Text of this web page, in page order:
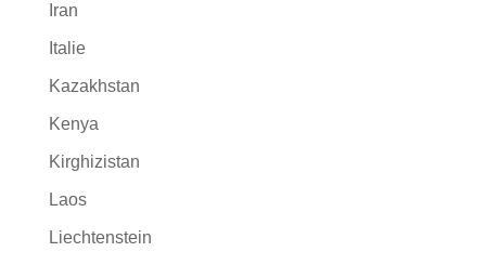
Iran
Italie
Kazakhstan
Kenya
Kirghizistan
Laos
Liechtenstein